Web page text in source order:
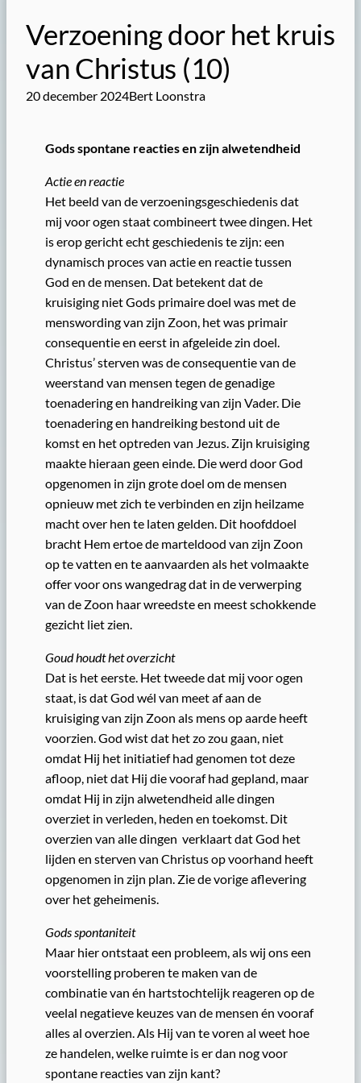
Verzoening door het kruis
van Christus (10)
20 december 2024Bert Loonstra
Gods spontane reacties en zijn alwetendheid
Actie en reactie
Het beeld van de verzoeningsgeschiedenis dat
mij voor ogen staat combineert twee dingen. Het
is erop gericht echt geschiedenis te zijn: een
dynamisch proces van actie en reactie tussen
God en de mensen. Dat betekent dat de
kruisiging niet Gods primaire doel was met de
menswording van zijn Zoon, het was primair
consequentie en eerst in afgeleide zin doel.
Christus’ sterven was de consequentie van de
weerstand van mensen tegen de genadige
toenadering en handreiking van zijn Vader. Die
toenadering en handreiking bestond uit de
komst en het optreden van Jezus. Zijn kruisiging
maakte hieraan geen einde. Die werd door God
opgenomen in zijn grote doel om de mensen
opnieuw met zich te verbinden en zijn heilzame
macht over hen te laten gelden. Dit hoofddoel
bracht Hem ertoe de marteldood van zijn Zoon
op te vatten en te aanvaarden als het volmaakte
offer voor ons wangedrag dat in de verwerping
van de Zoon haar wreedste en meest schokkende
gezicht liet zien.
Goud houdt het overzicht
Dat is het eerste. Het tweede dat mij voor ogen
staat, is dat God wél van meet af aan de
kruisiging van zijn Zoon als mens op aarde heeft
voorzien. God wist dat het zo zou gaan, niet
omdat Hij het initiatief had genomen tot deze
afloop, niet dat Hij die vooraf had gepland, maar
omdat Hij in zijn alwetendheid alle dingen
overziet in verleden, heden en toekomst. Dit
overzien van alle dingen verklaart dat God het
lijden en sterven van Christus op voorhand heeft
opgenomen in zijn plan. Zie de vorige aflevering
over het geheimenis.
Gods spontaniteit
Maar hier ontstaat een probleem, als wij ons een
voorstelling proberen te maken van de
combinatie van én hartstochtelijk reageren op de
veelal negatieve keuzes van de mensen én vooraf
alles al overzien. Als Hij van te voren al weet hoe
ze handelen, welke ruimte is er dan nog voor
spontane reacties van zijn kant?